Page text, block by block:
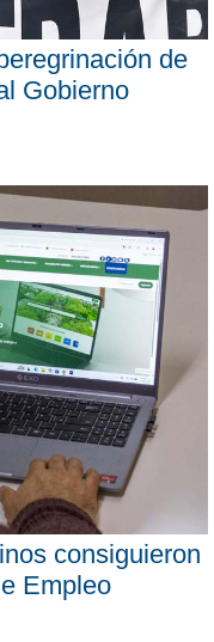
de
Gobierno
consiguieron
Empleo